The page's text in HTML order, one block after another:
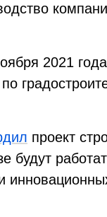
2021
проект
будут